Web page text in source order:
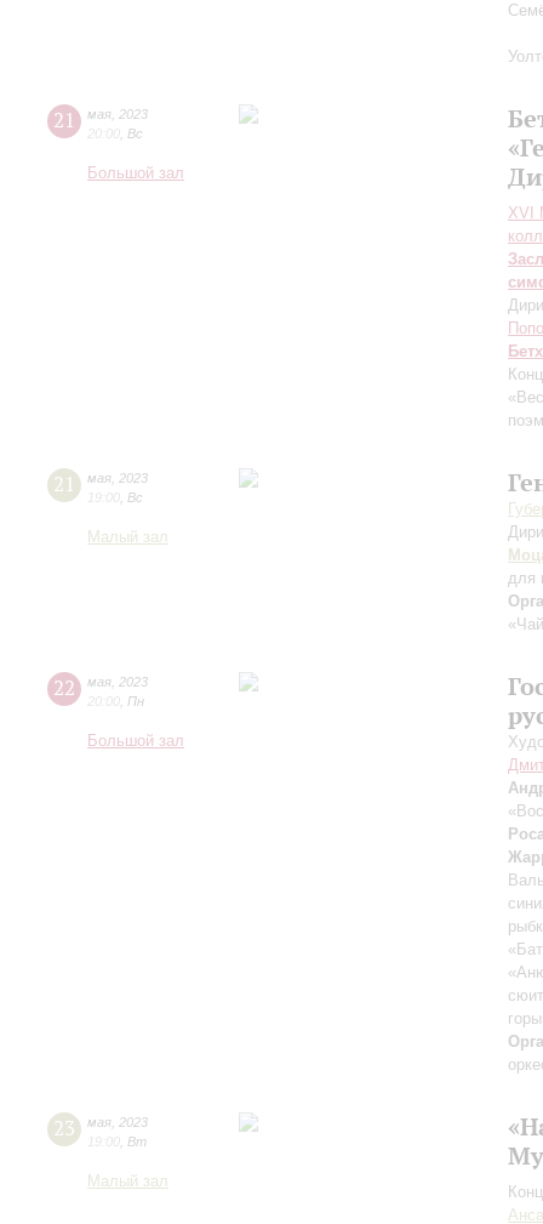
21 мая 2023
20:00 Вс
Большой зал
XVI
21 мая 2023
19:00 Вс
Малый зал
для
22 мая 2023
20:00 Пн
Большой зал
23 мая 2023
19:00 Вт
Малый зал